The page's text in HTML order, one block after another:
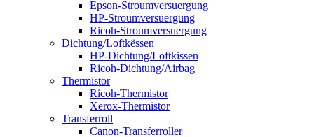
Epson-Stroumversuergung
HP-Stroumversuergung
Ricoh-Stroumversuergung
Dichtung/Loftkëssen
HP-Dichtung/Loftkissen
Ricoh-Dichtung/Airbag
Thermistor
Ricoh-Thermistor
Xerox-Thermistor
Transferroll
Canon-Transferroller